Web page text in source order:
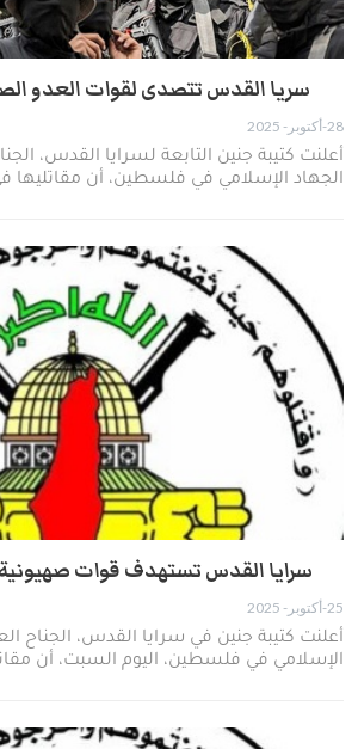
سريا القدس تتصدى لقوات العدو
28-أكتوبر- 2025
أعلنت كتيبة جنين التابعة لسرايا القدس،
الجهاد الإسلامي في فلسطين، أن مقاتليها
سرايا القدس تستهدف قوات
25-أكتوبر- 2025
أعلنت كتيبة جنين في سرايا القدس، الجناح
الإسلامي في فلسطين، اليوم السبت، أن